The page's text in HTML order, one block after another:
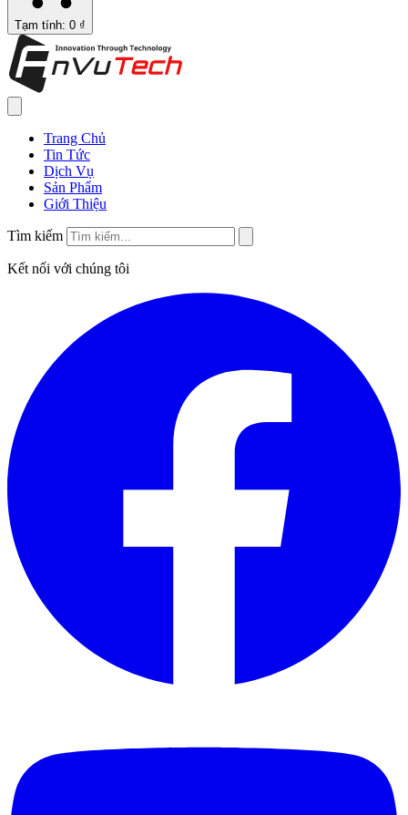
Tạm tính: 0 ₫
Trang Chủ
Tin Tức
Dịch Vụ
Sản Phẩm
Giới Thiệu
Tìm kiếm
Kết nối với chúng tôi